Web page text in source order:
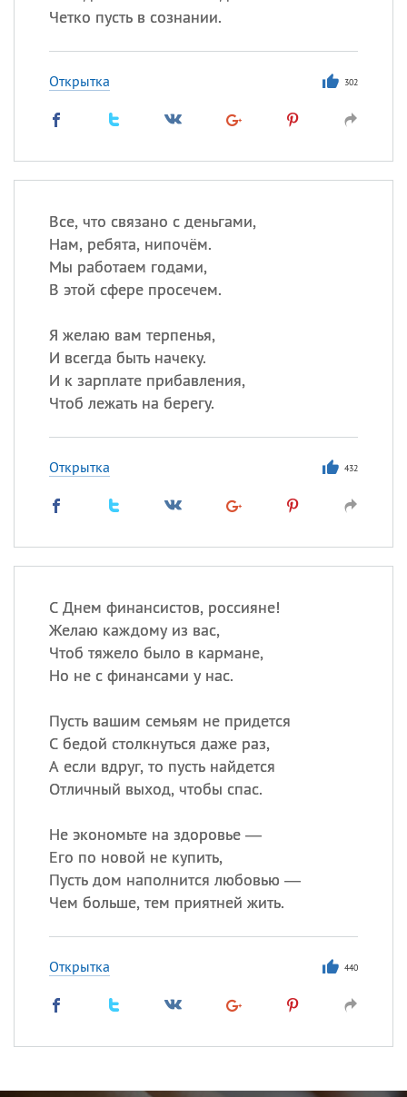
Четко пусть в сознании.
Открытка 302
Все, что связано с деньгами,
Нам, ребята, нипочём.
Мы работаем годами,
В этой сфере просечем.
Я желаю вам терпенья,
И всегда быть начеку.
И к зарплате прибавления,
Чтоб лежать на берегу.
Открытка 432
С Днем финансистов, россияне!
Желаю каждому из вас,
Чтоб тяжело было в кармане,
Но не с финансами у нас.
Пусть вашим семьям не придется
С бедой столкнуться даже раз,
А если вдруг, то пусть найдется
Отличный выход, чтобы спас.
Не экономьте на здоровье —
Его по новой не купить,
Пусть дом наполнится любовью —
Чем больше, тем приятней жить.
Открытка 440